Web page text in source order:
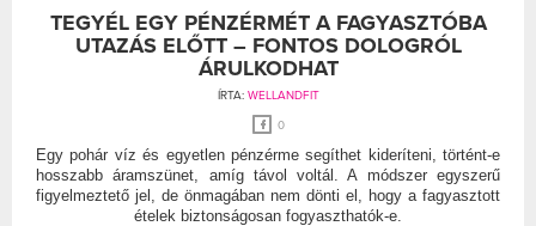
TEGYÉL EGY PÉNZÉRMÉT A FAGYASZTÓBA
UTAZÁS ELŐTT – FONTOS DOLOGRÓL
ÁRULKODHAT
ÍRTA: WELLANDFIT
0
Egy pohár víz és egyetlen pénzérme segíthet kideríteni, történt-e
hosszabb áramszünet, amíg távol voltál. A módszer egyszerű
figyelmeztető jel, de önmagában nem dönti el, hogy a fagyasztott
ételek biztonságosan fogyaszthatók-e.